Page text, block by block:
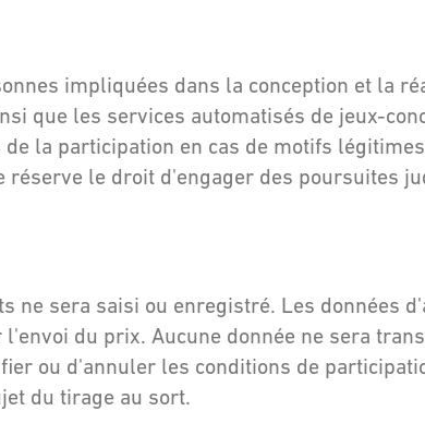
impliquées dans la conception et la
que les services automatisés de jeux-
la participation en cas de motifs
le droit d'engager des poursuites
ne sera saisi ou enregistré. Les données
du prix. Aucune donnée ne sera
ou d'annuler les conditions de
du tirage au sort.